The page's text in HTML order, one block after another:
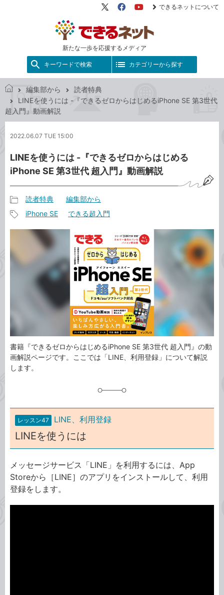
新たな一歩を応援するメディア
X（旧
FacebookYouTube
できるネットについて
キーワードで検索 カテゴリーから探す
で
き
ッ
編集部から
読者特典
LINEを使うには -『できるゼロからはじめるiPhone SE 第3世代
超入門』動画解説
2022.06.07 TUE 15:00
LINEを使うには -『できるゼロからはじめる
iPhone SE 第3世代 超入門』動画解説
事
カ
ゴ
読者特典 編集部から
グ
iPhone SE できる超入門
書籍『できるゼロからはじめるiPhone SE 第3世代 超入門』の動
画解説ページです。ここでは「LINE、利用登録」について解説
します。
レッスン47 LINE、利用登録
LINEを使うには
メッセージサービス「LINE」を利用するには、App
Storeから［LINE］のアプリをインストールして、利用
登録をします。